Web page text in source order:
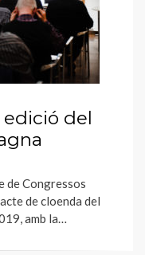
edició del
de Congressos
de cloenda del
amb la…